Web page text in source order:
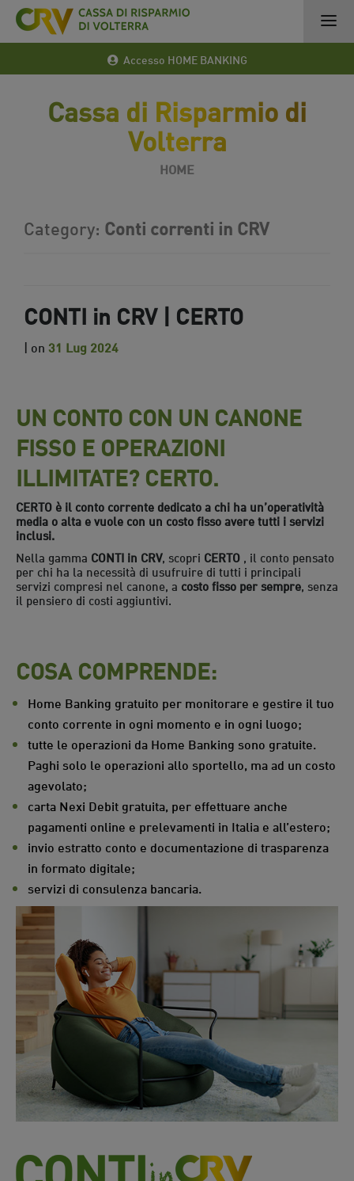
Accesso HOME BANKING
Cassa di Risparmio di
Volterra
HOME
Category: Conti correnti in CRV
CONTI in CRV | CERTO
| on 31 Lug 2024
UN CONTO CON UN CANONE
FISSO E OPERAZIONI
ILLIMITATE? CERTO.
CERTO è il conto corrente dedicato a chi ha un’operatività
media o alta e vuole con un costo fisso avere tutti i servizi
inclusi.
Nella gamma CONTI in CRV, scopri CERTO , il conto pensato
per chi ha la necessità di usufruire di tutti i principali
servizi compresi nel canone, a costo fisso per sempre, senza
il pensiero di costi aggiuntivi.
COSA COMPRENDE:
Home Banking gratuito per monitorare e gestire il tuo
conto corrente in ogni momento e in ogni luogo;
tutte le operazioni da Home Banking sono gratuite.
Paghi solo le operazioni allo sportello, ma ad un costo
agevolato;
carta Nexi Debit gratuita, per effettuare anche
pagamenti online e prelevamenti in Italia e all’estero;
invio estratto conto e documentazione di trasparenza
in formato digitale;
servizi di consulenza bancaria.